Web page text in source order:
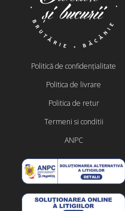
Politică de confidențialitate
Politica de livrare
Politica de retur
Termeni si conditii
ANPC